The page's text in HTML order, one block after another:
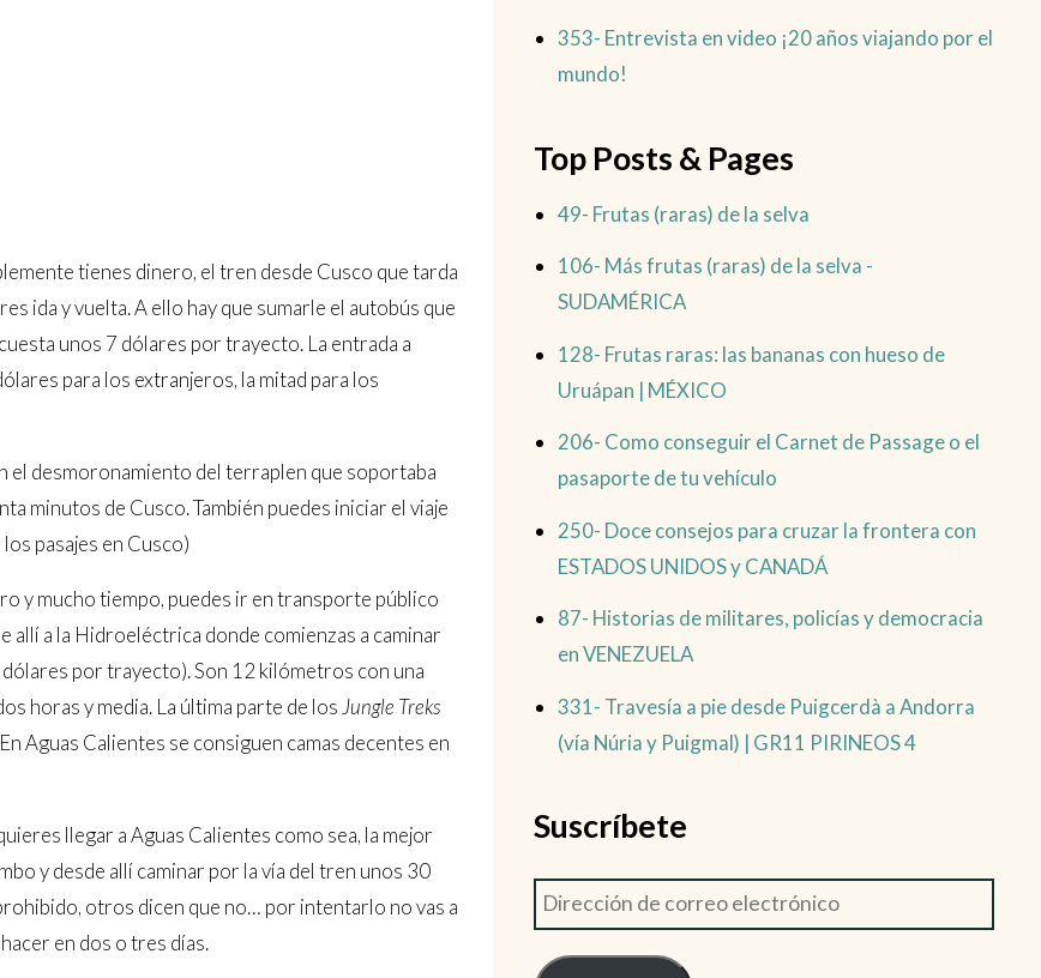
tienes dinero, el tren desde Cusco que tarda
ida y vuelta. A ello hay que sumarle el autobús que
unos 7 dólares por trayecto. La entrada a
para los extranjeros, la mitad para los
el desmoronamiento del terraplen que soportaba
minutos de Cusco. También puedes iniciar el viaje
pasajes en Cusco)
y mucho tiempo, puedes ir en transporte público
allí a la Hidroeléctrica donde comienzas a caminar
por trayecto). Son 12 kilómetros con una
horas y media. La última parte de losJungle Treks
Aguas Calientes se consiguen camas decentes en
llegar a Aguas Calientes como sea, la mejor
y desde allí caminar por la vía del tren unos 30
otros dicen que no… por intentarlo no vas a
en dos o tres días.
353- Entrevista en video ¡20 años viajando por el
mundo!
Top Posts & Pages
49- Frutas (raras) de la selva
106- Más frutas (raras) de la selva -
SUDAMÉRICA
128- Frutas raras: las bananas con hueso de
Uruápan | MÉXICO
206- Como conseguir el Carnet de Passage o el
pasaporte de tu vehículo
250- Doce consejos para cruzar la frontera con
ESTADOS UNIDOS y CANADÁ
87- Historias de militares, policías y democracia
en VENEZUELA
331- Travesía a pie desde Puigcerdà a Andorra
(vía Núria y Puigmal) | GR11 PIRINEOS 4
Suscríbete